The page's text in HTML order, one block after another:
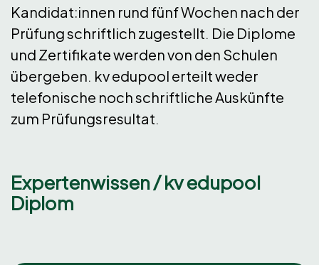
Kandidat:innen rund fünf Wochen nach der
Prüfung schriftlich zugestellt. Die Diplome
und Zertifikate werden von den Schulen
übergeben. kv edupool erteilt weder
telefonische noch schriftliche Auskünfte
zum Prüfungsresultat.
Expertenwissen / kv edupool
Diplom